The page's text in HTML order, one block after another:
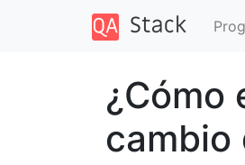
¿Cómo
cambio